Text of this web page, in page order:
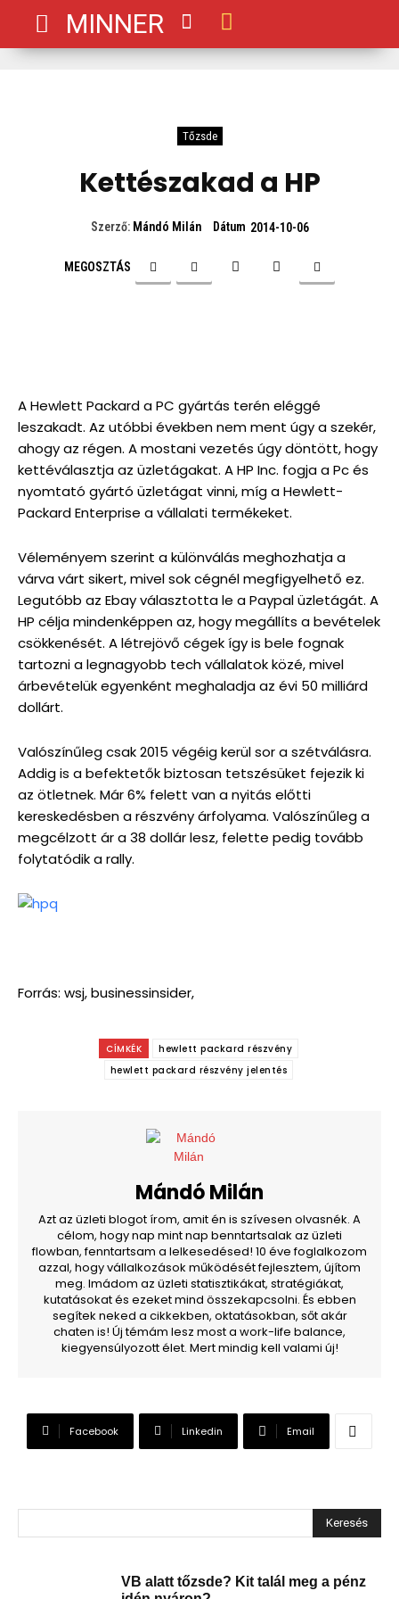
MINNER
Tőzsde
Kettészakad a HP
Szerző: Mándó Milán Dátum 2014-10-06
MEGOSZTÁS
A Hewlett Packard a PC gyártás terén eléggé
leszakadt. Az utóbbi években nem ment úgy a szekér,
ahogy az régen. A mostani vezetés úgy döntött, hogy
kettéválasztja az üzletágakat. A HP Inc. fogja a Pc és
nyomtató gyártó üzletágat vinni, míg a Hewlett-
Packard Enterprise a vállalati termékeket.
Véleményem szerint a különválás meghozhatja a
várva várt sikert, mivel sok cégnél megfigyelhető ez.
Legutóbb az Ebay választotta le a Paypal üzletágát. A
HP célja mindenképpen az, hogy megállíts a bevételek
csökkenését. A létrejövő cégek így is bele fognak
tartozni a legnagyobb tech vállalatok közé, mivel
árbevételük egyenként meghaladja az évi 50 milliárd
dollárt.
Valószínűleg csak 2015 végéig kerül sor a szétválásra.
Addig is a befektetők biztosan tetszésüket fejezik ki
az ötletnek. Már 6% felett van a nyitás előtti
kereskedésben a részvény árfolyama. Valószínűleg a
megcélzott ár a 38 dollár lesz, felette pedig tovább
folytatódik a rally.
Forrás: wsj, businessinsider,
CÍMKÉK
hewlett packard részvény
hewlett packard részvény jelentés
Mándó Milán
Azt az üzleti blogot írom, amit én is szívesen olvasnék. A
célom, hogy nap mint nap benntartsalak az üzleti
flowban, fenntartsam a lelkesedésed! 10 éve foglalkozom
azzal, hogy vállalkozások működését fejlesztem, újítom
meg. Imádom az üzleti statisztikákat, stratégiákat,
kutatásokat és ezeket mind összekapcsolni. És ebben
segítek neked a cikkekben, oktatásokban, sőt akár
chaten is! Új témám lesz most a work-life balance,
kiegyensúlyozott élet. Mert mindig kell valami új!
Facebook Linkedin Email
Keresés
VB alatt tőzsde? Kit talál meg a pénz